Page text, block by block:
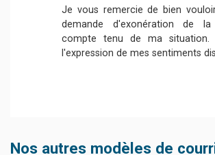
Je vous remercie de bien
demande d'exonération de
compte tenu de ma situation.
l'expression de mes sentiments
Nos autres modèles de